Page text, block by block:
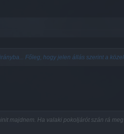
Főleg, hogy jelen állás szerint a
majdnem. Ha valaki pokoljárót szán rá